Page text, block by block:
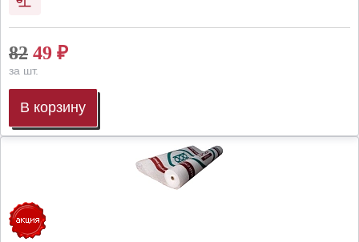
82 49 ₽
за шт.
В корзину